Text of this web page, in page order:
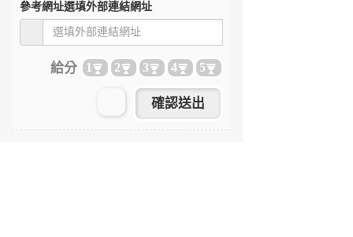
參考網址選填外部連結網址
給分 1 2 3 4 5